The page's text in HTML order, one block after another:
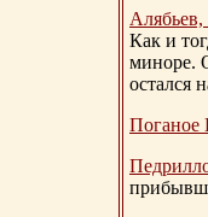
Как и
миноре.
остался
Поганое